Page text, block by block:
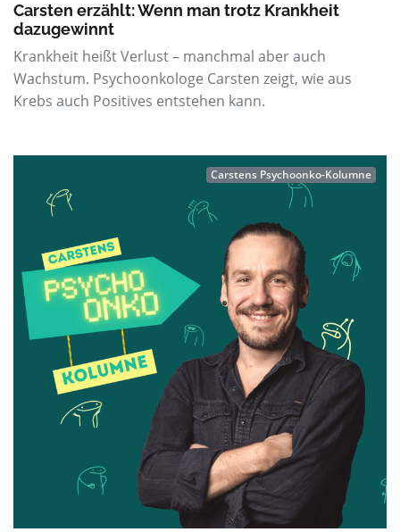
Carsten erzählt: Wenn man trotz Krankheit
dazugewinnt
Krankheit heißt Verlust – manchmal aber auch
Wachstum. Psychoonkologe Carsten zeigt, wie aus
Krebs auch Positives entstehen kann.
Carstens Psychoonko-Kolumne